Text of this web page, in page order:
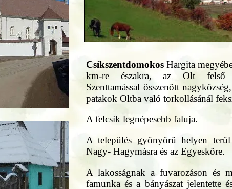
Csíkszentdomokos Hargita
km-re északra, az Olt felső
Szenttamással összenőtt
patakok Oltba való torkollásánál
A felcsík legnépesebb faluja.
A település gyönyörű helyen
Nagy- Hagymásra és az Egyeskőre.
A lakosságnak a fuvarozáson és
famunka és a bányászat jelentette